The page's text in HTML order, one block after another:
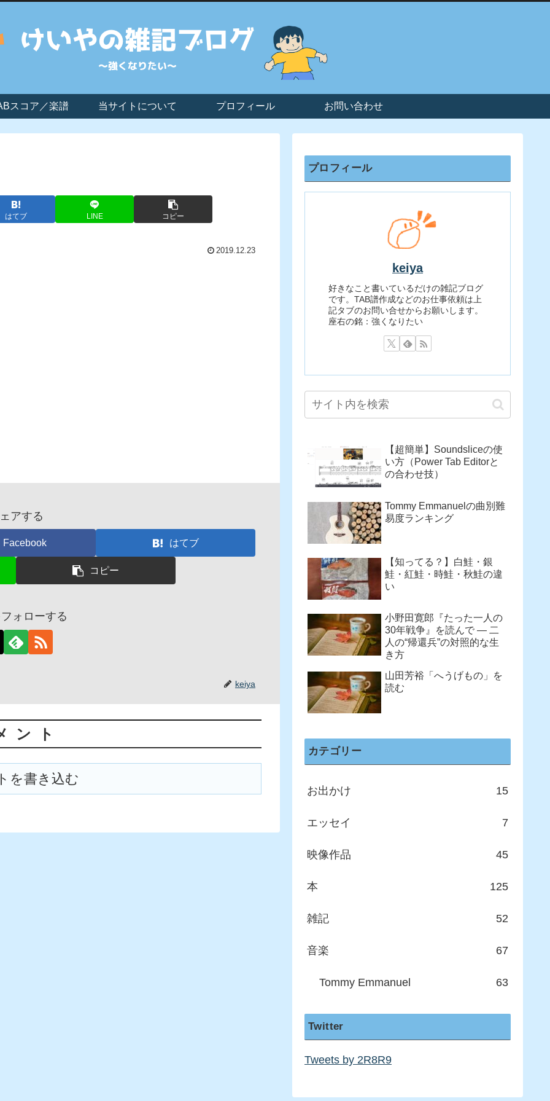
スコア／楽譜 当サイトについて プロフィール お問い合わせ
はてブ LINE コピー
2019.12.23
アする
Facebook はてブ
コピー
ォローする
keiya
ント
を書き込む
プロフィール
keiya
好きなこと書いているだけの雑記ブログ
です。TAB譜作成などのお仕事依頼は上
記タブのお問い合せからお願いします。
座右の銘：強くなりたい
【超簡単】Soundsliceの使
い方（Power Tab Editorと
の合わせ技）
Tommy Emmanuelの曲別難
易度ランキング
【知ってる？】白鮭・銀
鮭・紅鮭・時鮭・秋鮭の違
い
小野田寛郎『たった一人の
30年戦争』を読んで ― 二
人の“帰還兵”の対照的な生
き方
山田芳裕「へうげもの」を
読む
カテゴリー
お出かけ 15
エッセイ 7
映像作品 45
本 125
雑記 52
音楽 67
Tommy Emmanuel 63
Twitter
Tweets by 2R8R9